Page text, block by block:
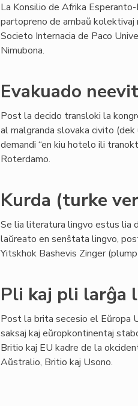
La Konsilio de Afrika
partopreno de ambaŭ
Societo Internacia de Paco
Nimubona.
Evakuado
Post la decido transloki la
al malgranda slovaka civito
demandi “en kiu hotelo ili
Roterdamo.
Kurda (turke
Se lia literatura lingvo estus lia
laŭreato en senŝtata lingvo,
Yitskhok Bashevis Zinger
Pli kaj pli larĝa
Post la brita secesio el Eŭropa
saksaj kaj eŭropkontinentaj
Britio kaj EU kadre de la
Aŭstralio, Britio kaj Usono.